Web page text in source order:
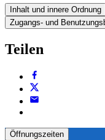
Inhalt und innere Ordnung
Zugangs- und
Teilen
Öffnungszeiten